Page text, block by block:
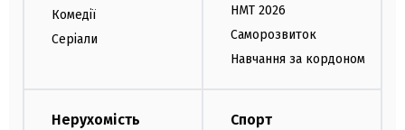
Комедії
Серіали
НМТ 2026
Саморозвиток
Навчання за кордоном
Нерухомість Спорт